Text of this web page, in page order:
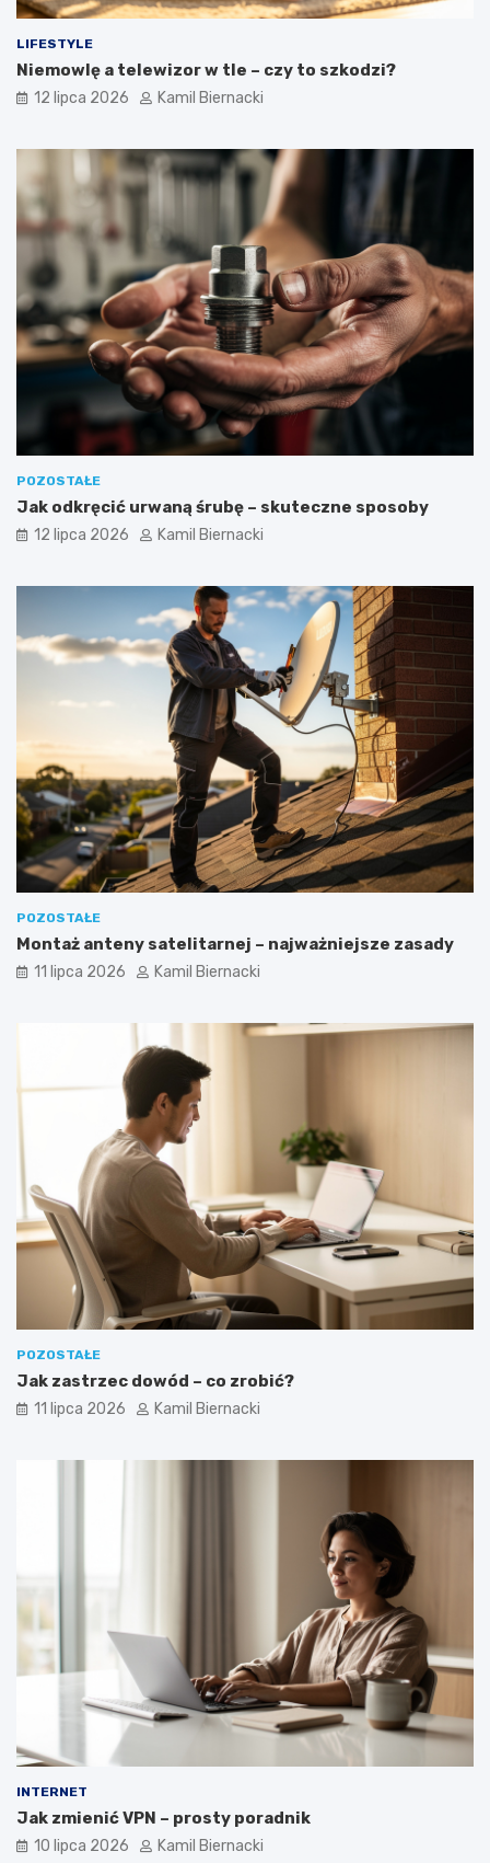
LIFESTYLE
Niemowlę a telewizor w tle – czy to szkodzi?
12 lipca 2026 Kamil Biernacki
POZOSTAŁE
Jak odkręcić urwaną śrubę – skuteczne sposoby
12 lipca 2026 Kamil Biernacki
POZOSTAŁE
Montaż anteny satelitarnej – najważniejsze zasady
11 lipca 2026 Kamil Biernacki
POZOSTAŁE
Jak zastrzec dowód – co zrobić?
11 lipca 2026 Kamil Biernacki
INTERNET
Jak zmienić VPN – prosty poradnik
10 lipca 2026 Kamil Biernacki